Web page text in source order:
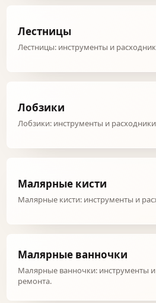
Лестницы
Лестницы: инструменты и
Лобзики
Лобзики: инструменты и
Малярные кисти
Малярные кисти: инструменты и
Малярные ванночки
Малярные ванночки: инструменты
ремонта.